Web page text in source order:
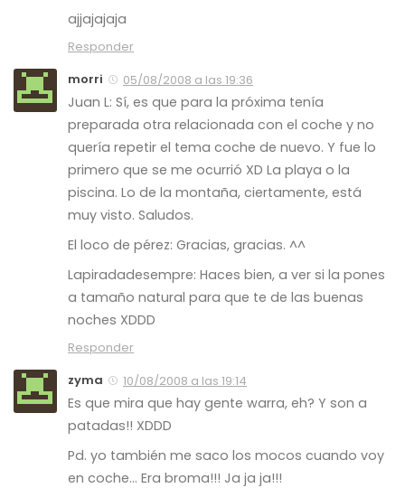
ajjajajaja
Responder
morri
05/08/2008 a las 19:36
Juan L: Sí, es que para la próxima tenía
preparada otra relacionada con el coche y no
quería repetir el tema coche de nuevo. Y fue lo
primero que se me ocurrió XD La playa o la
piscina. Lo de la montaña, ciertamente, está
muy visto. Saludos.
El loco de pérez: Gracias, gracias. ^^
Lapiradadesempre: Haces bien, a ver si la pones
a tamaño natural para que te de las buenas
noches XDDD
Responder
zyma
10/08/2008 a las 19:14
Es que mira que hay gente warra, eh? Y son a
patadas!! XDDD
Pd. yo también me saco los mocos cuando voy
en coche… Era broma!!! Ja ja ja!!!